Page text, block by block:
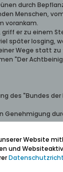
durch
Menschen,
vorankam.
er zu einem
später losging,
Wege statt
"Der
des "Bundes der
ist die Angabe
Website
und